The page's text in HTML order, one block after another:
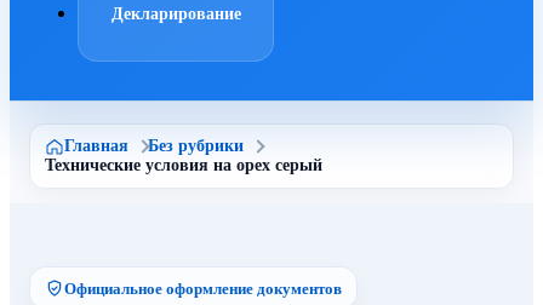
Декларирование
Главная
Без рубрики
Технические условия на орех серый
Официальное оформление документов